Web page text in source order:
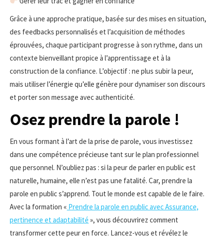
Grâce à une approche pratique, basée sur des mises en situation,
des feedbacks personnalisés et l’acquisition de méthodes
éprouvées, chaque participant progresse à son rythme, dans un
contexte bienveillant propice à l’apprentissage et à la
construction de la confiance. L’objectif : ne plus subir la peur,
mais utiliser l’énergie qu’elle génère pour dynamiser son discours
et porter son message avec authenticité.
Osez prendre la parole !
En vous formant à l’art de la prise de parole, vous investissez
dans une compétence précieuse tant sur le plan professionnel
que personnel. N’oubliez pas : si la peur de parler en public est
naturelle, humaine, elle n’est pas une fatalité. Car, prendre la
parole en public s’apprend. Tout le monde est capable de le faire.
Avec la formation « Prendre la parole en public avec Assurance,
pertinence et adaptabilité », vous découvrirez comment
transformer cette peur en force. Lancez-vous et révélez le